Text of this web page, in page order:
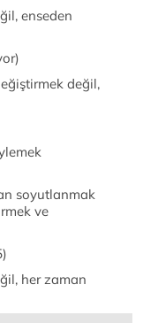
enseden
değil,
soyutlanmak
ve
her zaman